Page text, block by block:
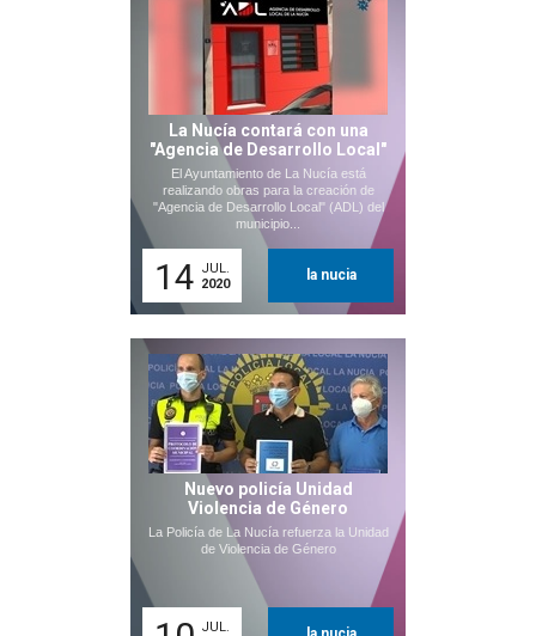
La Nucía contará con una
"Agencia de Desarrollo Local"
El Ayuntamiento de La Nucía está
realizando obras para la creación de
"Agencia de Desarrollo Local" (ADL) del
municipio...
14 JUL.
2020
la nucia
Nuevo policía Unidad
Violencia de Género
La Policía de La Nucía refuerza la Unidad
de Violencia de Género
JUL.